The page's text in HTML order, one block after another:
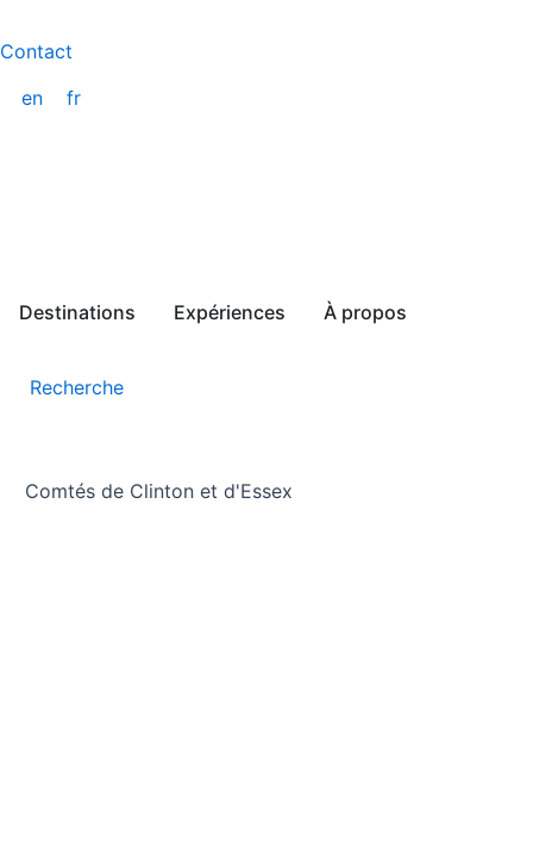
au
contenu
Contact
en
fr
Destinations Expériences À propos
Recherche
Comtés de Clinton et d'Essex